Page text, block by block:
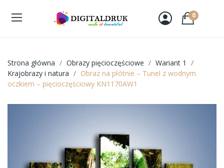
0
Strona główna Obrazy pięcioczęściowe
Wariant 1
Krajobrazy i natura
Obraz na płótnie – Tunel z wodnym
oczkiem – pięcioczęściowy KN1170AW1